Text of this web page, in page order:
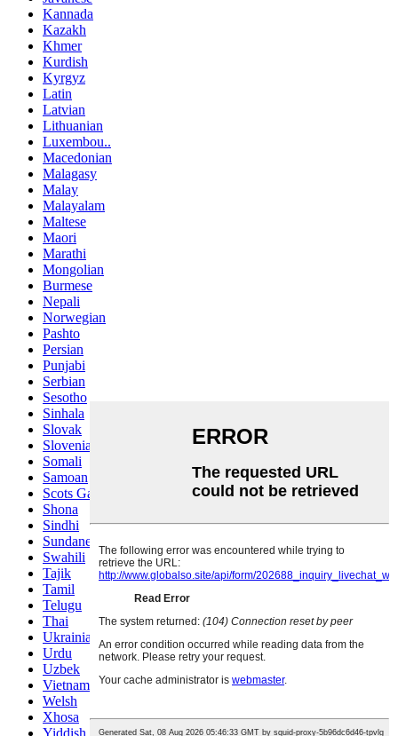
Kannada
Kazakh
Khmer
Kurdish
Kyrgyz
Latin
Latvian
Lithuanian
Luxembou..
Macedonian
Malagasy
Malay
Malayalam
Maltese
Maori
Marathi
Mongolian
Burmese
Nepali
Norwegian
Pashto
Persian
Punjabi
Serbian
Sesotho
Sinhala
Slovak
Slovenian
Somali
Samoan
Scots Gaelic
Shona
Sindhi
Sundanese
Swahili
Tajik
Tamil
Telugu
Thai
Ukrainian
Urdu
Uzbek
Vietnamese
Welsh
Xhosa